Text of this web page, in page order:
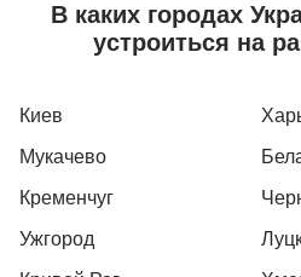
В каких городах
устроиться на
Киев
Мукачево
Кременчуг
Ужгород